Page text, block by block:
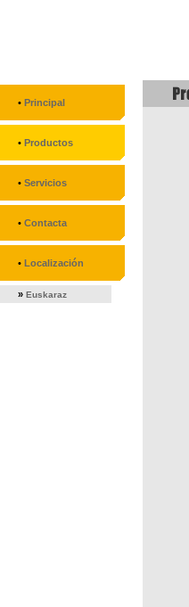
• Principal
• Productos
• Servicios
• Contacta
• Localización
» Euskaraz